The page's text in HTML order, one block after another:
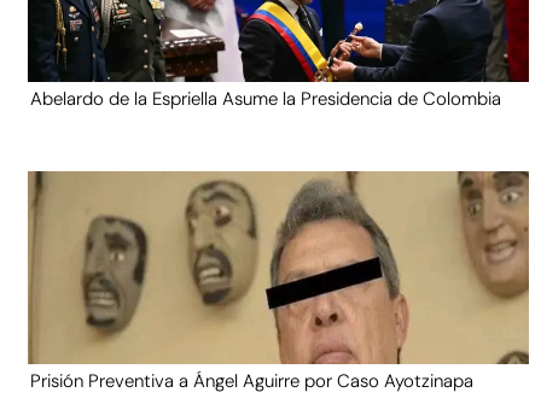
Abelardo de la Espriella Asume la Presidencia de Colombia
Prisión Preventiva a Ángel Aguirre por Caso Ayotzinapa